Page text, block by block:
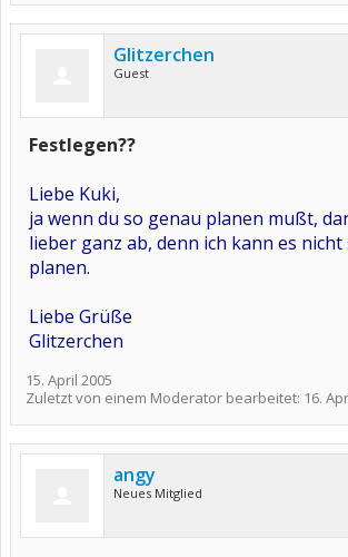
Glitzerchen
Guest
Festlegen??
Liebe Kuki,
ja wenn du so genau planen mußt,
lieber ganz ab, denn ich kann es
planen.
Liebe Grüße
Glitzerchen
15. April 2005
Zuletzt von einem Moderator bearbeitet: 16.
angy
Neues Mitglied